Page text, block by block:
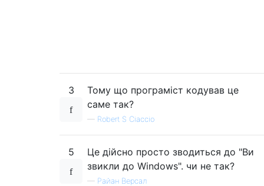
3
Тому що програміст кодував це
саме так?
— Robert S Ciaccio
5
Це дійсно просто зводиться до "Ви
звикли до Windows". чи не так?
— Райан Версал